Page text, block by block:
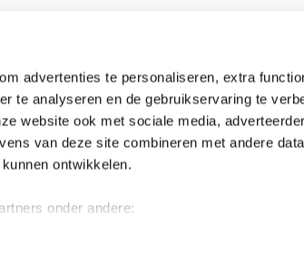
advertenties te personaliseren, extra
te analyseren en de gebruikservaring te
website ook met sociale media,
van deze site combineren met andere
ontwikkelen.
onder andere:
Heeft u vragen of
er voor u!